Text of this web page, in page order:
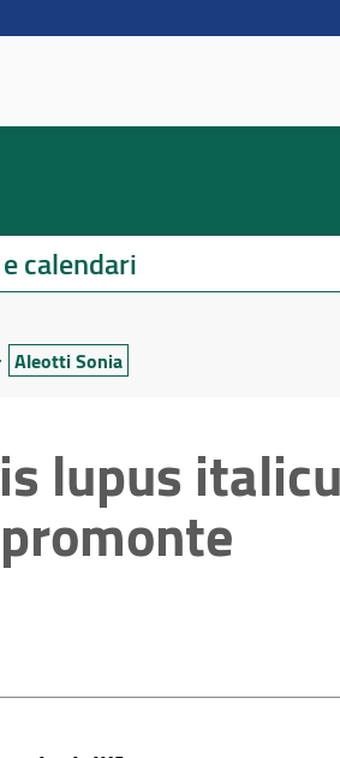
calendari
Aleotti Sonia
lupus